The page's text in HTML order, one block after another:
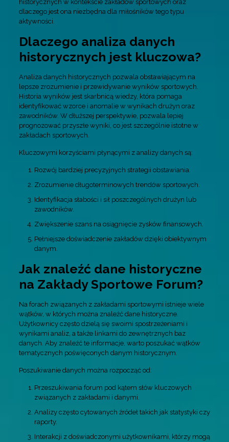
historycznych w kontekście zakładów sportowych oraz
dlaczego jest ona niezbędna dla miłośników tego typu
aktywności.
Dlaczego analiza danych
historycznych jest kluczowa?
Analiza danych historycznych pozwala obstawiającym na
lepsze zrozumienie i przewidywanie wyników sportowych.
Historia wyników jest skarbnicą wiedzy, która pomaga
identyfikować wzorce i anomalie w wynikach drużyn oraz
zawodników. W dłuższej perspektywie, pozwala lepiej
prognozować przyszłe wyniki, co jest szczególnie istotne w
zakładach sportowych.
Kluczowymi korzyściami płynącymi z analizy danych są:
Rozwój bardziej precyzyjnych strategii obstawiania.
Zrozumienie długoterminowych trendów sportowych.
Identyfikacja słabości i sił poszczególnych drużyn lub
zawodników.
Zwiększenie szans na osiągnięcie zysków finansowych.
Pełniejsze doświadczenie zakładów dzięki obiektywnym
danym.
Jak znaleźć dane historyczne
na Zakłady Sportowe Forum?
Na forach związanych z zakładami sportowymi istnieje wiele
wątków, w których można znaleźć dane historyczne.
Użytkownicy często dzielą się swoimi spostrzeżeniami i
wynikami analiz, a także linkami do zewnętrznych baz
danych. Aby znaleźć te informacje, warto poszukać wątków
tematycznych poświęconych danym historycznym.
Poszukiwanie danych można rozpocząć od:
Przeszukiwania forum pod kątem słów kluczowych
związanych z zakładami i danymi.
Analizy często cytowanych źródeł takich jak statystyki czy
raporty.
Interakcji z doświadczonymi użytkownikami, którzy mogą